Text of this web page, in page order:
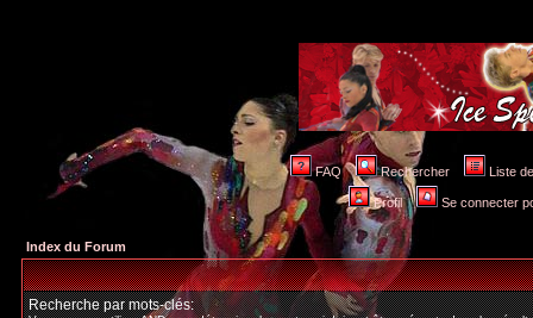
FAQ Rechercher Liste
Profil Se connecter
Index du Forum
Recherche par mots-clés: